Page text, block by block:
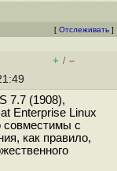
[ Отслеживать ]
+ / –
7.7 (1908),
Enterprise Linux
совместимы с
как правило,